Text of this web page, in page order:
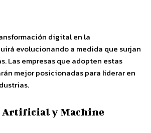
digital en la
evolucionando a medida que surjan
Las empresas que adopten estas
mejor posicionadas para liderar en
y Machine